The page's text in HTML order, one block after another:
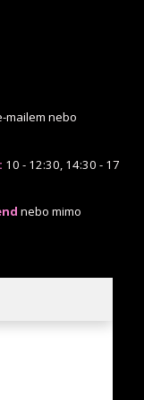
mailem nebo
10 - 12:30, 14:30 - 17
nebo mimo